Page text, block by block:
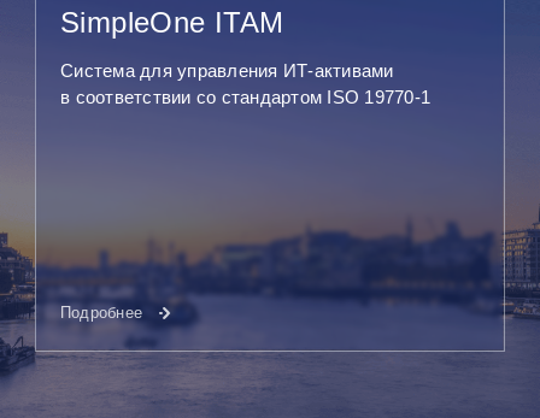
SimpleOne ITAM
Система для управления ИТ‑активами
в соответствии со стандартом ISO 19770-1
Подробнее